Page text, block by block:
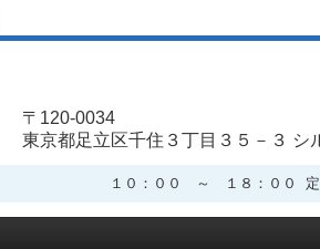
〒120-0034
東京都足立区千住３丁目３５－３ シ
１０：００ ～ １８：００ 定